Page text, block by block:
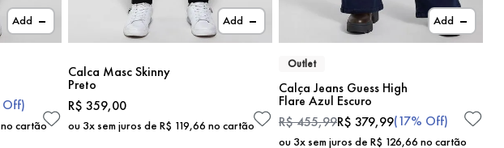
Add
Off)
no cartão
Add
Calca Masc Skinny
Preto
R$ 359,00
ou 3x sem juros de R$ 119,66 no cartão
Add
Outlet
Calça Jeans Guess High
Flare Azul Escuro
R$455,99R$ 379,99(17% Off)
ou 3x sem juros de R$ 126,66 no cartão